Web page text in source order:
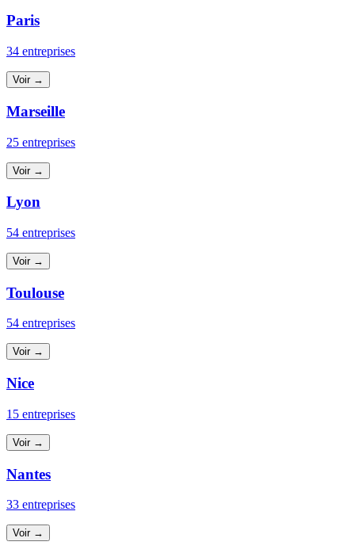
Paris
34 entreprises
Voir →
Marseille
25 entreprises
Voir →
Lyon
54 entreprises
Voir →
Toulouse
54 entreprises
Voir →
Nice
15 entreprises
Voir →
Nantes
33 entreprises
Voir →